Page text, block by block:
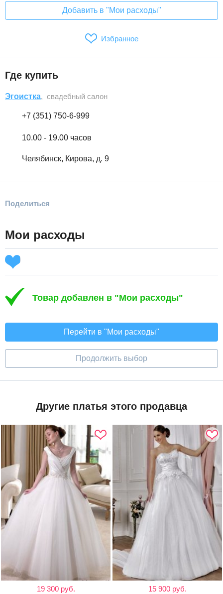
Добавить в "Мои расходы"
Избранное
Где купить
Эгоистка, свадебный салон
+7 (351) 750-6-999
10.00 - 19.00 часов
Челябинск, Кирова, д. 9
Поделиться
Мои расходы
Товар добавлен в "Мои расходы"
Перейти в "Мои расходы"
Продолжить выбор
Другие платья этого продавца
19 300 руб. 15 900 руб.